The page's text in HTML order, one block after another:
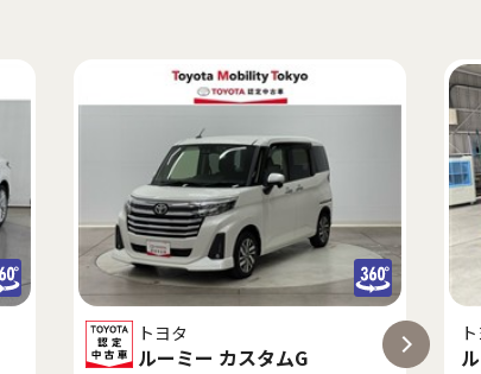
トヨタ
ルーミー カスタムG